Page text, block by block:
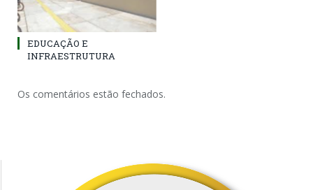
EDUCAÇÃO E
INFRAESTRUTURA
Os comentários estão fechados.